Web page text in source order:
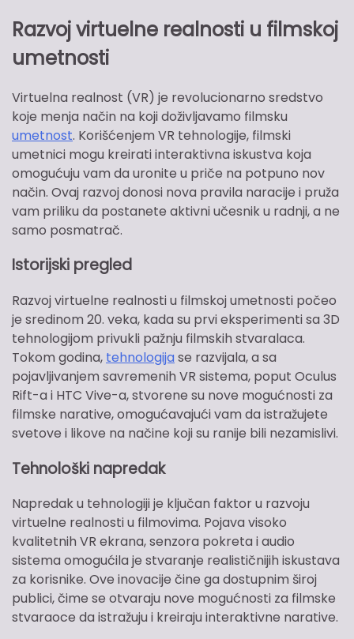
Razvoj virtuelne realnosti u filmskoj
umetnosti
Virtuelna realnost (VR) je revolucionarno sredstvo
koje menja način na koji doživljavamo filmsku
umetnost. Korišćenjem VR tehnologije, filmski
umetnici mogu kreirati interaktivna iskustva koja
omogućuju vam da uronite u priče na potpuno nov
način. Ovaj razvoj donosi nova pravila naracije i pruža
vam priliku da postanete aktivni učesnik u radnji, a ne
samo posmatrač.
Istorijski pregled
Razvoj virtuelne realnosti u filmskoj umetnosti počeo
je sredinom 20. veka, kada su prvi eksperimenti sa 3D
tehnologijom privukli pažnju filmskih stvaralaca.
Tokom godina, tehnologija se razvijala, a sa
pojavljivanjem savremenih VR sistema, poput Oculus
Rift-a i HTC Vive-a, stvorene su nove mogućnosti za
filmske narative, omogućavajući vam da istražujete
svetove i likove na načine koji su ranije bili nezamislivi.
Tehnološki napredak
Napredak u tehnologiji je ključan faktor u razvoju
virtuelne realnosti u filmovima. Pojava visoko
kvalitetnih VR ekrana, senzora pokreta i audio
sistema omogućila je stvaranje realističnijih iskustava
za korisnike. Ove inovacije čine ga dostupnim široj
publici, čime se otvaraju nove mogućnosti za filmske
stvaraoce da istražuju i kreiraju interaktivne narative.